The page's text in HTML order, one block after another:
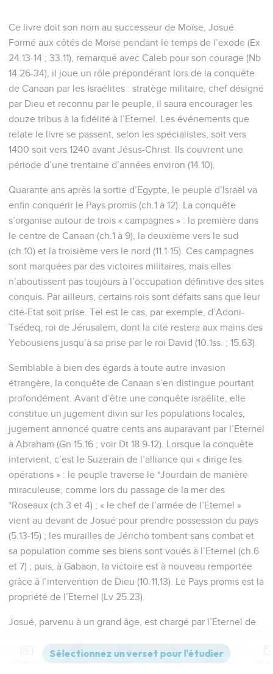
Ce livre doit son nom au successeur de Moïse, Josué.
Formé aux côtés de Moïse pendant le temps de l’exode (Ex
24.13-14 ; 33.11), remarqué avec Caleb pour son courage (Nb
14.26-34), il joue un rôle prépondérant lors de la conquête
de Canaan par les Israélites : stratège militaire, chef désigné
par Dieu et reconnu par le peuple, il saura encourager les
douze tribus à la fidélité à l’Eternel. Les événements que
relate le livre se passent, selon les spécialistes, soit vers
1400 soit vers 1240 avant Jésus-Christ. Ils couvrent une
période d’une trentaine d’années environ (14.10).
Quarante ans après la sortie d’Egypte, le peuple d’Israël va
enfin conquérir le Pays promis (ch.1 à 12). La conquête
s’organise autour de trois « campagnes » : la première dans
le centre de Canaan (ch.1 à 9), la deuxième vers le sud
(ch.10) et la troisième vers le nord (11.1-15). Ces campagnes
sont marquées par des victoires militaires, mais elles
n’aboutissent pas toujours à l’occupation définitive des sites
conquis. Par ailleurs, certains rois sont défaits sans que leur
cité-Etat soit prise. Tel est le cas, par exemple, d’Adoni-
Tsédeq, roi de Jérusalem, dont la cité restera aux mains des
Yebousiens jusqu’à sa prise par le roi David (10.1ss. ; 15.63).
Semblable à bien des égards à toute autre invasion
étrangère, la conquête de Canaan s’en distingue pourtant
profondément. Avant d’être une conquête israélite, elle
constitue un jugement divin sur les populations locales,
jugement annoncé quatre cents ans auparavant par l’Eternel
à Abraham (Gn 15.16 ; voir Dt 18.9-12). Lorsque la conquête
intervient, c’est le Suzerain de l’alliance qui « dirige les
opérations » : le peuple traverse le *Jourdain de manière
miraculeuse, comme lors du passage de la mer des
*Roseaux (ch.3 et 4) ; « le chef de l’armée de l’Eternel »
vient au devant de Josué pour prendre possession du pays
(5.13-15) ; les murailles de Jéricho tombent sans combat et
sa population comme ses biens sont voués à l’Eternel (ch.6
et 7) ; puis, à Gabaon, la victoire est à nouveau remportée
grâce à l’intervention de Dieu (10.11,13). Le Pays promis est la
propriété de l’Eternel (Lv 25.23).
Josué, parvenu à un grand âge, est chargé par l’Eternel de
qu’une grande partie du territoire reste encore à conquérir
Versions Commentaires Strong